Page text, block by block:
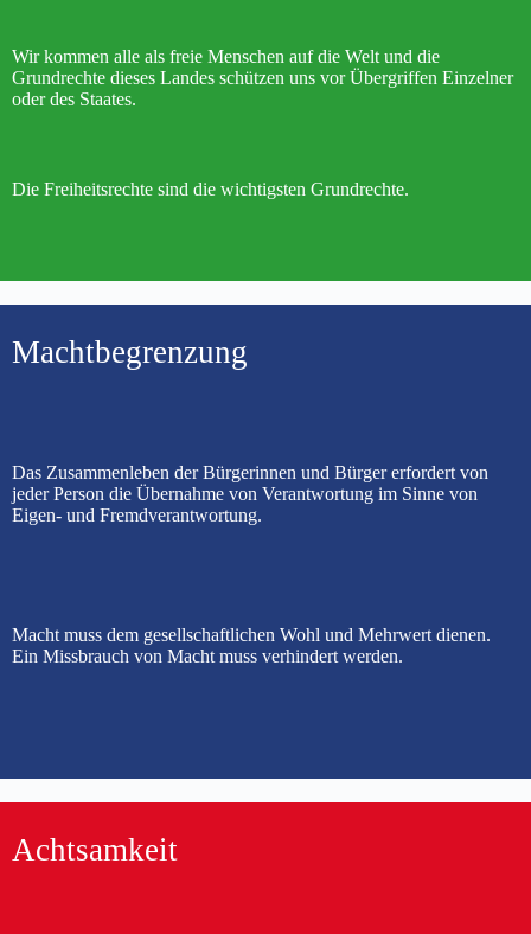
Wir kommen alle als freie Menschen auf die Welt und die
Grundrechte dieses Landes schützen uns vor Übergriffen Einzelner
oder des Staates.
Die Freiheitsrechte sind die wichtigsten Grundrechte.
Machtbegrenzung
Das Zusammenleben der Bürgerinnen und Bürger erfordert von
jeder Person die Übernahme von Verantwortung im Sinne von
Eigen- und Fremdverantwortung.
Macht muss dem gesellschaftlichen Wohl und Mehrwert dienen.
Ein Missbrauch von Macht muss verhindert werden.
Achtsamkeit